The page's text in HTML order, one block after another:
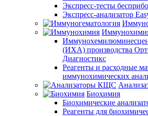
Экспресс-тесты
Экспресс-анализатор
(ИХА) производства
Диагностикс
Реагенты и расходные
иммунохимических
Биохимия
Биохимические
Реагенты для